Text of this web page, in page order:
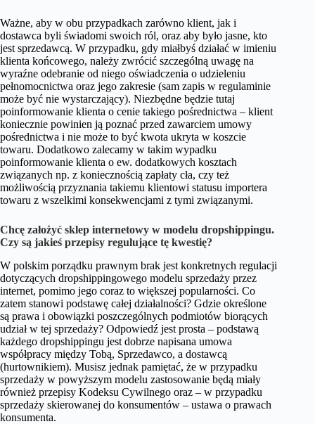
Ważne, aby w obu przypadkach zarówno klient, jak i
dostawca byli świadomi swoich ról, oraz aby było jasne, kto
jest sprzedawcą. W przypadku, gdy miałbyś działać w imieniu
klienta końcowego, należy zwrócić szczególną uwagę na
wyraźne odebranie od niego oświadczenia o udzieleniu
pełnomocnictwa oraz jego zakresie (sam zapis w regulaminie
może być nie wystarczający). Niezbędne będzie tutaj
poinformowanie klienta o cenie takiego pośrednictwa – klient
koniecznie powinien ją poznać przed zawarciem umowy
pośrednictwa i nie może to być kwota ukryta w koszcie
towaru. Dodatkowo zalecamy w takim wypadku
poinformowanie klienta o ew. dodatkowych kosztach
związanych np. z koniecznością zapłaty cła, czy też
możliwością przyznania takiemu klientowi statusu importera
towaru z wszelkimi konsekwencjami z tymi związanymi.
Chcę założyć sklep internetowy w modelu dropshippingu.
Czy są jakieś przepisy regulujące tę kwestię?
W polskim porządku prawnym brak jest konkretnych regulacji
dotyczących dropshippingowego modelu sprzedaży przez
internet, pomimo jego coraz to większej popularności. Co
zatem stanowi podstawę całej działalności? Gdzie określone
są prawa i obowiązki poszczególnych podmiotów biorących
udział w tej sprzedaży? Odpowiedź jest prosta – podstawą
każdego dropshippingu jest dobrze napisana umowa
współpracy między Tobą, Sprzedawco, a dostawcą
(hurtownikiem). Musisz jednak pamiętać, że w przypadku
sprzedaży w powyższym modelu zastosowanie będą miały
również przepisy Kodeksu Cywilnego oraz – w przypadku
sprzedaży skierowanej do konsumentów – ustawa o prawach
konsumenta.